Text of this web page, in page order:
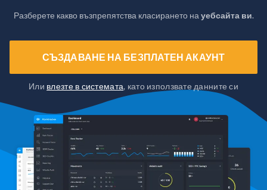
Разберете какво възпрепятства класирането на уебсайта ви.
СЪЗДАВАНЕ НА БЕЗПЛАТЕН АКАУНТ
Или влезте в системата, като използвате данните си